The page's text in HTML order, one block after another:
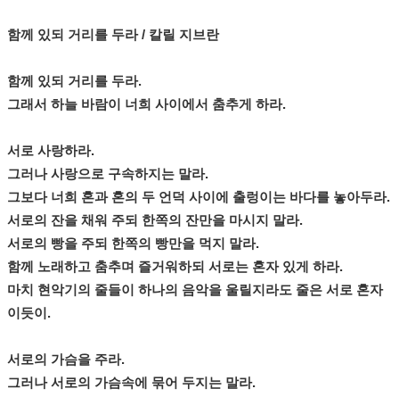
함께 있되 거리를 두라 / 칼릴 지브란
함께 있되 거리를 두라.
그래서 하늘 바람이 너희 사이에서 춤추게 하라.
서로 사랑하라.
그러나 사랑으로 구속하지는 말라.
그보다 너희 혼과 혼의 두 언덕 사이에 출렁이는 바다를 놓아두라.
서로의 잔을 채워 주되 한쪽의 잔만을 마시지 말라.
서로의 빵을 주되 한쪽의 빵만을 먹지 말라.
함께 노래하고 춤추며 즐거워하되 서로는 혼자 있게 하라.
마치 현악기의 줄들이 하나의 음악을 울릴지라도 줄은 서로 혼자
이듯이.
서로의 가슴을 주라.
그러나 서로의 가슴속에 묶어 두지는 말라.